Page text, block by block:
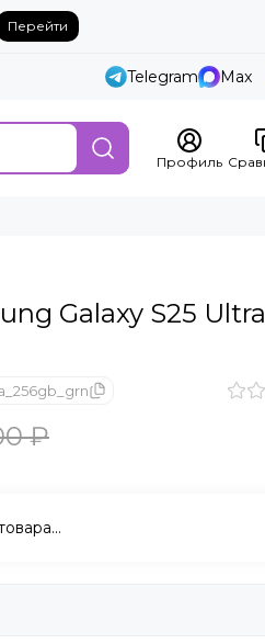
Перейти
Telegram Max
Профиль
Galaxy S25
₽